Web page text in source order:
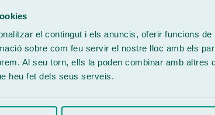
el contingut i els anuncis, oferir funcions
sobre com feu servir el nostre lloc amb els
Al seu torn, ells la poden combinar amb altres
heu fet dels seus serveis.
La pressió dels pneumàtics, al seu torn, pot
són fonamentals en la visió del conductor per
durant la conducció. Els sistemes d’entelat poden ser
antipluja. La seva finalitat no és una altra que